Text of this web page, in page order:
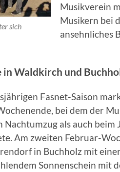
sich
Musikverein
Musikern bei
ansehnliches
in Waldkirch und
Fasnet-Saison
bei dem der
als auch beim
Am zweiten Februar-
in Buchholz mit
Sonnenschein mit